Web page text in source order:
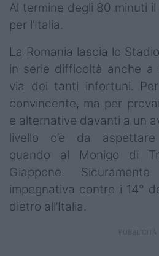
Al termine degli 80 minuti
per l’Italia.
La Romania lascia lo
in serie difficoltà anche a
via dei tanti infortuni.
convincente, ma per
e alternative davanti a un
livello c’è da
quando al Monigo di
Giappone.
impegnativa contro i 14°
dietro all’Italia.